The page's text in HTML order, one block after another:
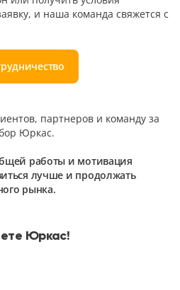
и наша команда свяжется с
партнеров и команду за
Юркас.
работы и мотивация
лучше и продолжать
рынка.
Юркас!